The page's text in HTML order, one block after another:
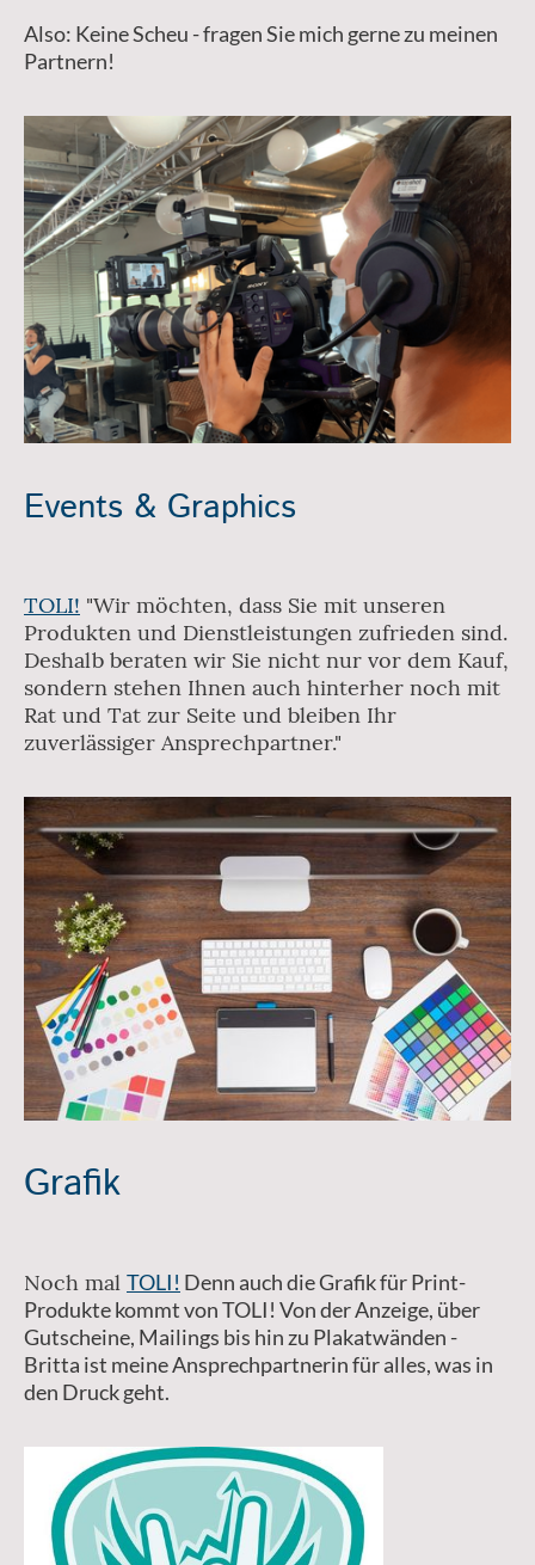
Also: Keine Scheu - fragen Sie mich gerne zu meinen
Partnern!
Events & Graphics
TOLI! "Wir möchten, dass Sie mit unseren
Produkten und Dienstleistungen zufrieden sind.
Deshalb beraten wir Sie nicht nur vor dem Kauf,
sondern stehen Ihnen auch hinterher noch mit
Rat und Tat zur Seite und bleiben Ihr
zuverlässiger Ansprechpartner."
Grafik
Noch mal TOLI! Denn auch die Grafik für Print-
Produkte kommt von TOLI! Von der Anzeige, über
Gutscheine, Mailings bis hin zu Plakatwänden -
Britta ist meine Ansprechpartnerin für alles, was in
den Druck geht.